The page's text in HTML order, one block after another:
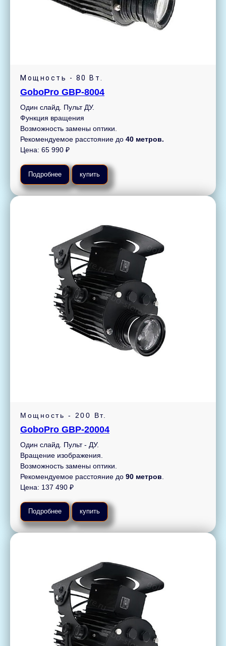
Мощность - 80 Вт.
GoboPro GBP-8004
Один слайд. Пульт ДУ.
Функция вращения
Возможность замены оптики.
Рекомендуемое расстояние до 40 метров.
Цена: 65 990 ₽
Подробнее купить
Мощность - 200 Вт.
GoboPro GBP-20004
Один слайд. Пульт - ДУ.
Вращение изображения.
Возможность замены оптики.
Рекомендуемое расстояние до 90 метров
Цена: 137 490 ₽
Подробнее купить